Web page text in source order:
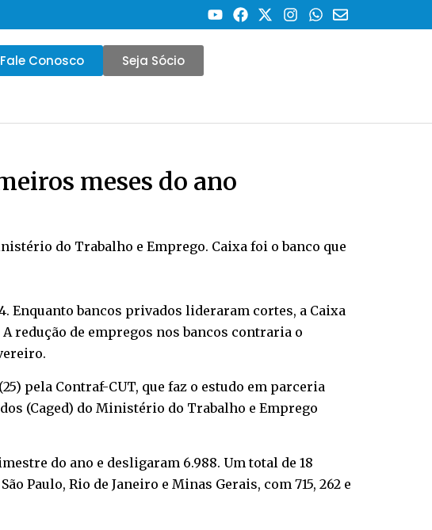
Fale Conosco Seja Sócio
meses do ano
do Trabalho e Emprego. Caixa foi o banco que
Enquanto bancos privados lideraram cortes, a Caixa
redução de empregos nos bancos contraria o
pela Contraf-CUT, que faz o estudo em parceria
(Caged) do Ministério do Trabalho e Emprego
do ano e desligaram 6.988. Um total de 18
Paulo, Rio de Janeiro e Minas Gerais, com 715, 262 e